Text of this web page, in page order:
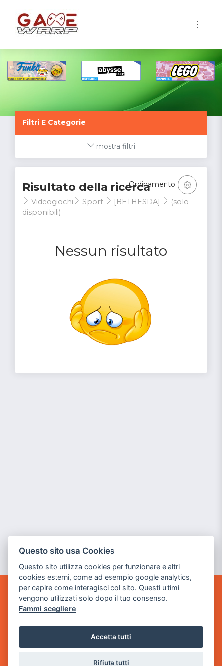
Filtri E Categorie
mostra filtri
Risultato della ricerca
Videogiochi Sport [BETHESDA]
(solo
disponibili)
Nessun risultato
Ordinamento
GAME WARP
BY POWER GAME SRL
Sede Legale
via Villaggio dei Platani, 3
- 25014 Castenedolo, Brescia
Questo sito usa Cookies
Questo sito utilizza cookies per funzionare e altri
cookies esterni, come ad esempio google analytics,
per capire come interagisci col sito. Questi ultimi
vengono utilizzati solo dopo il tuo consenso.
Fammi scegliere
Accetta tutti
Rifiuta tutti